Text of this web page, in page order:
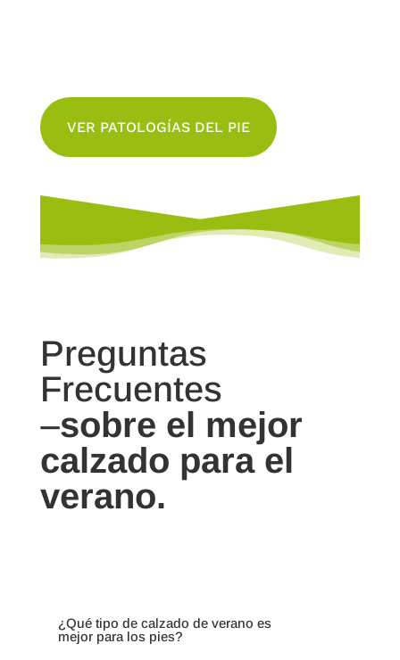
VER PATOLOGÍAS DEL PIE
Preguntas
Frecuentes
–sobre el mejor
calzado para el
verano.
¿Qué tipo de calzado de verano es
mejor para los pies?